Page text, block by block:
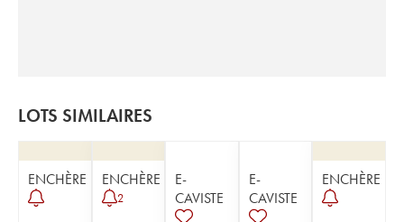
LOTS SIMILAIRES
ENCHÈRE ENCHÈRE
2
E-
CAVISTE
E-
CAVISTE
ENCHÈRE